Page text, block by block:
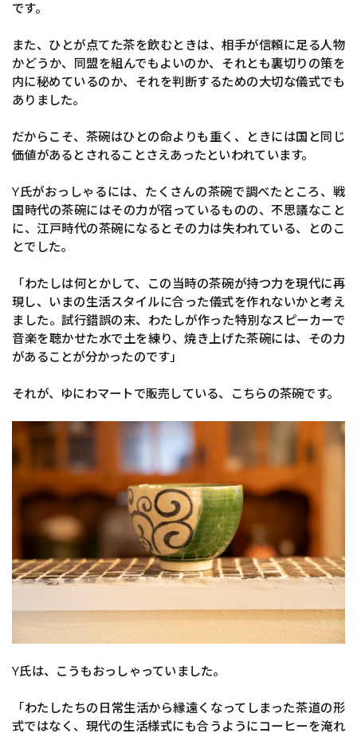
です。
また、ひとが点てた茶を飲むときは、相手が信頼に足る人物
かどうか、同盟を組んでもよいのか、それとも裏切りの策を
内に秘めているのか、それを判断するための大切な儀式でも
ありました。
だからこそ、茶碗はひとの命よりも重く、ときには国と同じ
価値があるとされることさえあったといわれています。
Y氏がおっしゃるには、たくさんの茶碗で調べたところ、戦
国時代の茶碗にはその力が宿っているものの、不思議なこと
に、江戸時代の茶碗になるとその力は失われている、とのこ
とでした。
「わたしは何とかして、この当時の茶碗が持つ力を現代に再
現し、いまの生活スタイルに合った儀式を作れないかと考え
ました。試行錯誤の末、わたしが作った特別なスピーカーで
音楽を聴かせた水で土を練り、焼き上げた茶碗には、その力
があることが分かったのです」
それが、ゆにわマートで販売している、こちらの茶碗です。
Y氏は、こうもおっしゃっていました。
「わたしたちの日常生活から縁遠くなってしまった茶道の形
式ではなく、現代の生活様式にも合うようにコーヒーを淹れ